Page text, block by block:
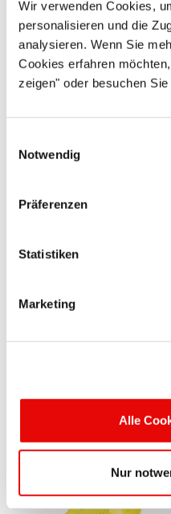
Wir verwenden Cookies,
personalisieren und die
analysieren. Wenn Sie
Cookies erfahren
zeigen" oder besuchen
Notwendig
Präferenzen
Statistiken
Marketing
Alle
Nur
CAPTOP®EP 505
Schraubkappen mit
EP 207
Montage-Schutzkappe